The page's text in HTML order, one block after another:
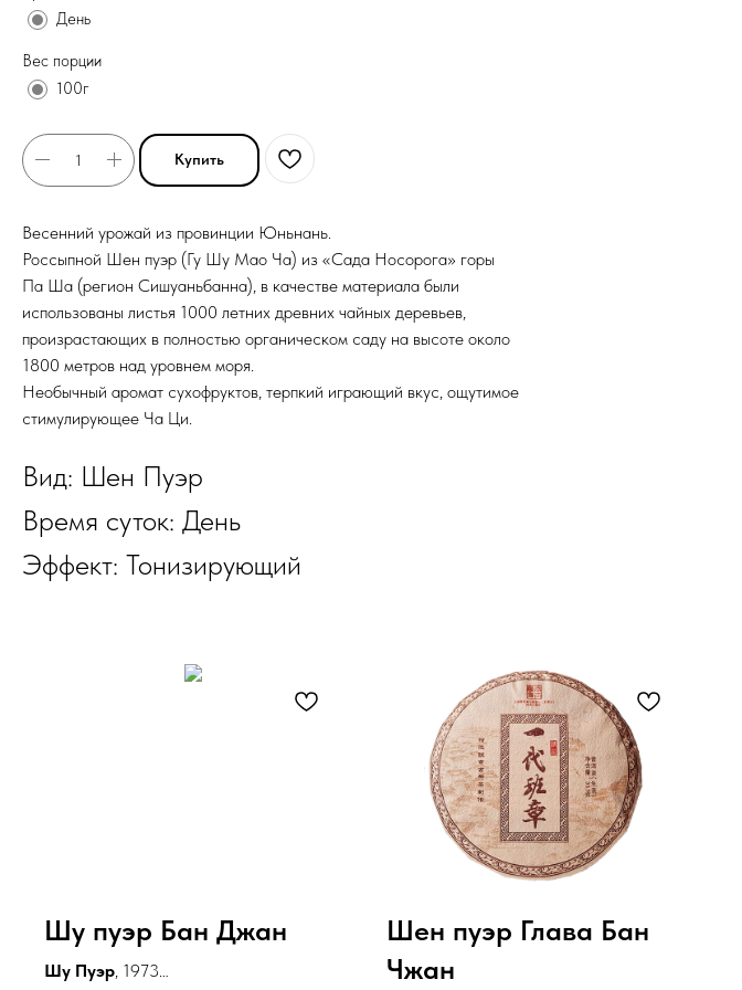
День
Вес порции
100г
Купить
Весенний урожай из провинции Юньнань.
Россыпной Шен пуэр (Гу Шу Мао Ча) из «Сада Носорога» горы
Па Ша (регион Сишуаньбанна), в качестве материала были
использованы листья 1000 летних древних чайных деревьев,
произрастающих в полностью органическом саду на высоте около
1800 метров над уровнем моря.
Необычный аромат сухофруктов, терпкий играющий вкус, ощутимое
стимулирующее Ча Ци.
Вид: Шен Пуэр
Время суток: День
Эффект: Тонизирующий
Шу пуэр Бан Джан
Шу Пуэр , 1973
Шен пуэр Глава Бан
Чжан